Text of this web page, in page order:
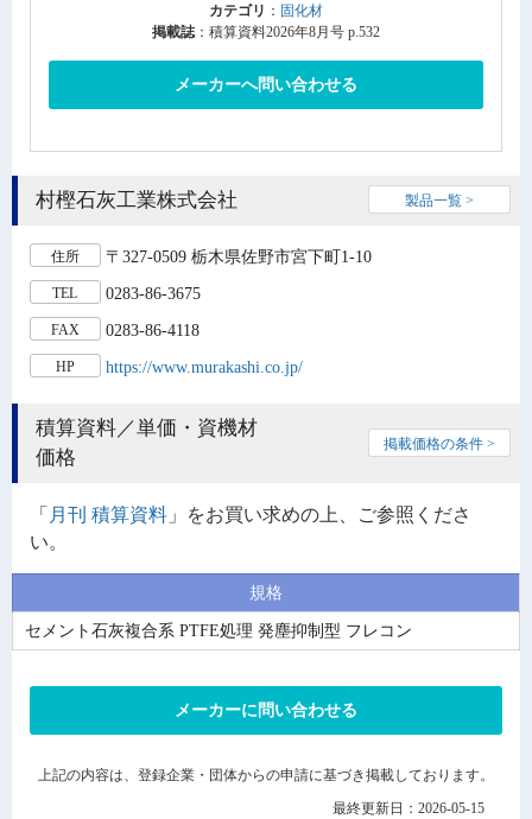
カテゴリ ： 固化材
掲載誌 ：積算資料2026年8月号 p.532
メーカーへ問い合わせる
村樫石灰工業株式会社 製品一覧 >
住所 〒327-0509 栃木県佐野市宮下町1-10
TEL 0283-86-3675
FAX 0283-86-4118
HP https://www.murakashi.co.jp/
積算資料／単価・資機材
価格
掲載価格の条件 >
「 月刊 積算資料 」をお買い求めの上、ご参照くださ
い。
規格
セメント石灰複合系 PTFE処理 発塵抑制型 フレコン
メーカーに問い合わせる
上記の内容は、登録企業・団体からの申請に基づき掲載しております。
最終更新日：2026-05-15